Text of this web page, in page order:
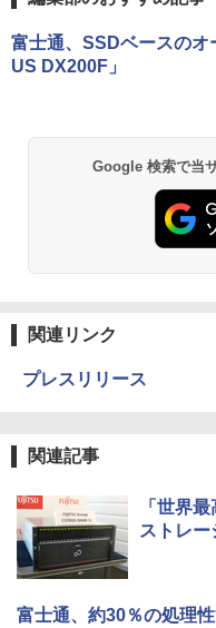
富士通、SSDベースのオ
US DX200F」
Google 検索で当
関連リンク
プレスリリース
関連記事
「世界
ストレ
富士通、約30％の処理